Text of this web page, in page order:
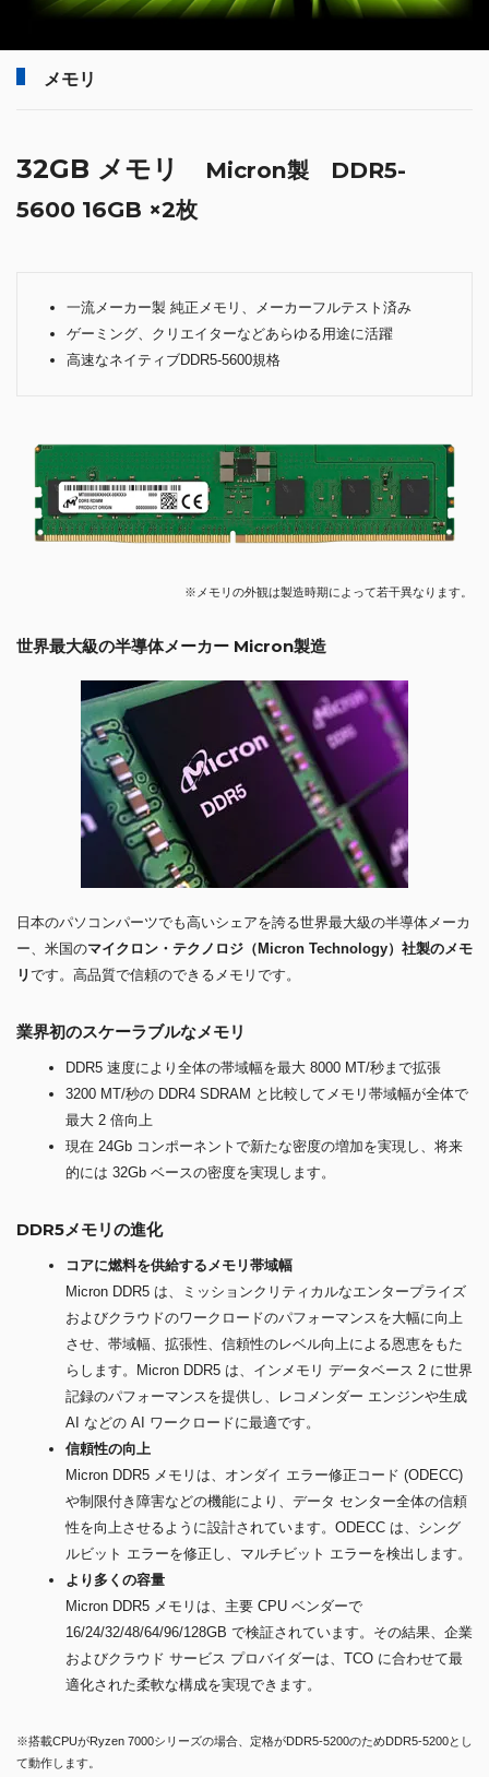
メモリ
32GB メモリ
Micron製 DDR5-
5600 16GB ×2枚
一流メーカー製 純正メモリ、メーカーフルテスト済み
ゲーミング、クリエイターなどあらゆる用途に活躍
高速なネイティブDDR5-5600規格
※メモリの外観は製造時期によって若干異なります。
世界最大級の半導体メーカー Micron製造
日本のパソコンパーツでも高いシェアを誇る世界最大級の半導体メーカ
ー、米国のマイクロン・テクノロジ（Micron Technology）社製のメモ
リです。高品質で信頼のできるメモリです。
業界初のスケーラブルなメモリ
DDR5 速度により全体の帯域幅を最大 8000 MT/秒まで拡張
3200 MT/秒の DDR4 SDRAM と比較してメモリ帯域幅が全体で
最大 2 倍向上
現在 24Gb コンポーネントで新たな密度の増加を実現し、将来
的には 32Gb ベースの密度を実現します。
DDR5メモリの進化
コアに燃料を供給するメモリ帯域幅
Micron DDR5 は、ミッションクリティカルなエンタープライズ
およびクラウドのワークロードのパフォーマンスを大幅に向上
させ、帯域幅、拡張性、信頼性のレベル向上による恩恵をもた
らします。Micron DDR5 は、インメモリ データベース 2 に世界
記録のパフォーマンスを提供し、レコメンダー エンジンや生成
AI などの AI ワークロードに最適です。
信頼性の向上
Micron DDR5 メモリは、オンダイ エラー修正コード (ODECC)
や制限付き障害などの機能により、データ センター全体の信頼
性を向上させるように設計されています。ODECC は、シング
ルビット エラーを修正し、マルチビット エラーを検出します。
より多くの容量
Micron DDR5 メモリは、主要 CPU ベンダーで
16/24/32/48/64/96/128GB で検証されています。その結果、企業
およびクラウド サービス プロバイダーは、TCO に合わせて最
適化された柔軟な構成を実現できます。
※搭載CPUがRyzen 7000シリーズの場合、定格がDDR5-5200のためDDR5-5200とし
て動作します。